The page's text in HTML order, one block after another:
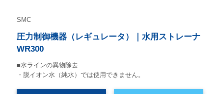
SMC
圧力制御機器（レギュレータ）｜水用ストレーナ
WR300
■水ラインの異物除去
・脱イオン水（純水）では使用できません。